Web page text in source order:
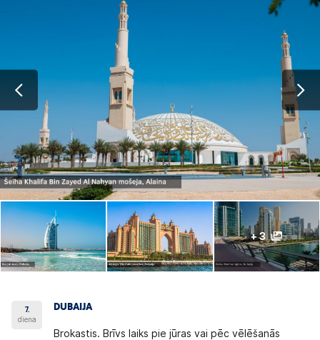
+ 3
7.
diena
DUBAIJA
Brokastis. Brīvs laiks pie jūras vai pēc vēlēšanās